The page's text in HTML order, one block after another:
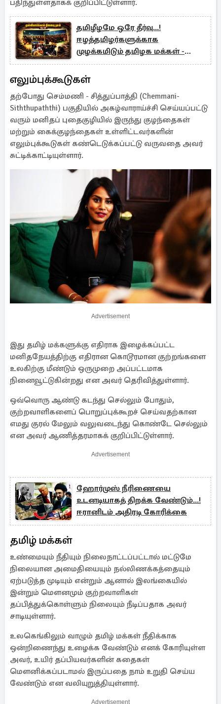
பதிந்துள்ளதாகக் குறிப்பிட்டுள்ளார்.
தமிழீழமே ஒரே தீர்வு...!
ஈழத்தமிழர்களுக்காக
முழக்கமிடும் தமிழக மக்கள் -
பகிரப்படும் காணொளி
எலும்புக்கூடுகள்
தற்போது செம்மணி - சித்துப்பாத்தி (Chemmani-
Siththupaththi) பகுதியில் அகழ்வாராய்ச்சி செய்யப்பட்டு
வரும் மனிதப் புதைகுழியில் இருந்து குழந்தைகள்
மற்றும் கைக்குழந்தைகள் உள்ளிட்டவர்களின்
எலும்புக்கூடுகள் கண்டெடுக்கப்பட்டு வருவதை அவர்
சுட்டிக்காட்டியுள்ளார்.
Advertisement
இது தமிழ் மக்களுக்கு எதிராக இழைக்கப்பட்ட
மனிதநேயத்திற்கு எதிரான கொடூரமான குற்றங்களை
உலகிற்கு மீண்டும் ஒருமுறை அப்பட்டமாக
நினைவூட்டுகின்றது என அவர் தெரிவித்துள்ளார்.
ஒவ்வொரு ஆண்டு கடந்து செல்லும் போதும்,
குற்றவாளிகளைப் பொறுப்புக்கூறச் செய்வதற்கான
எமது குரல் மேலும் வலுவடைந்து கொண்டே செல்லும்
என அவர் ஆணித்தரமாகக் குறிப்பிட்டுள்ளார்.
Advertisement
ஹோர்முஸ் நீரிணையை
உடனடியாகத் திறக்க வேண்டும்...!
ஈரானிடம் அதிரடி கோரிக்கை
தமிழ் மக்கள்
உண்மையும் நீதியும் நிலைநாட்டப்பட்டால் மட்டுமே
நிலையான அமைதியையும் நல்லிணக்கத்தையும்
ஏற்படுத்த முடியும் என்றும் ஆனால் இலங்கையில்
இன்றும் மௌனமும் குற்றவாளிகள்
தப்பித்துக்கொள்ளும் நிலையும் நீடிப்பதாக அவர்
சாடியுள்ளார்.
உலகெங்கிலும் வாழும் தமிழ் மக்கள் நீதிக்காக
ஒன்றிணைந்து உழைக்க வேண்டும் எனக் கோரியுள்ள
அவர், உயிர் தப்பியவர்களின் கதைகள்
மௌனிக்கப்படாமல் இருப்பதை நாம் உறுதி செய்ய
வேண்டும் என வலியுறுத்தியுள்ளார்.
Advertisement